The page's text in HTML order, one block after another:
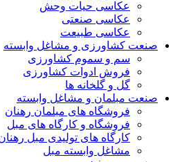
عکاسی حیات وحش
عکاسی صنعتی
عکاسی طبیعت
صنعت کشاورزی و مشاغل وابسته
سم و سموم کشاورزی
فروش ادوات کشاورزی
گل و گلخانه ها
صنعت مبلمان و مشاغل وابسته
فروشگاه های مبلمان رهنان
فروشگاه و کارگاه های مبل
کارگاه های تولیدی مبل رهنان
مشاغل وابسته مبل